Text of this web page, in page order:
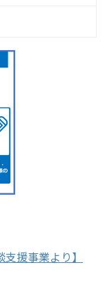
援事業より】